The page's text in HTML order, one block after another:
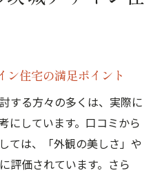
ン住宅の満足ポイント
する方々の多くは、実際に
にしています。口コミから
ては、「外観の美しさ」や
評価されています。さら